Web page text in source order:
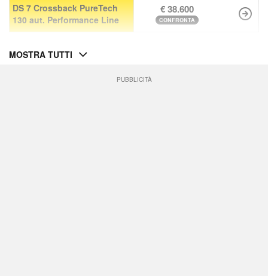
DS 7 Crossback PureTech
130 aut. Performance Line
€ 38.600
CONFRONTA
MOSTRA TUTTI
PUBBLICITÀ